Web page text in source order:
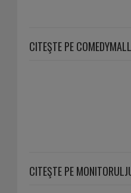
CITEŞTE PE
CITEŞTE PE